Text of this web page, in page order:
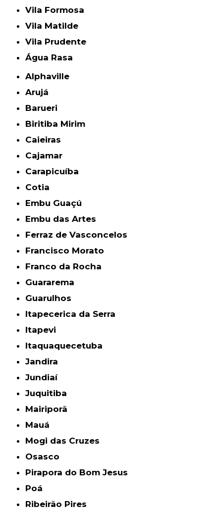
Vila Formosa
Vila Matilde
Vila Prudente
Água Rasa
Alphaville
Arujá
Barueri
Biritiba Mirim
Caieiras
Cajamar
Carapicuíba
Cotia
Embu Guaçú
Embu das Artes
Ferraz de Vasconcelos
Francisco Morato
Franco da Rocha
Guararema
Guarulhos
Itapecerica da Serra
Itapevi
Itaquaquecetuba
Jandira
Jundiaí
Juquitiba
Mairiporã
Mauá
Mogi das Cruzes
Osasco
Pirapora do Bom Jesus
Poá
Ribeirão Pires